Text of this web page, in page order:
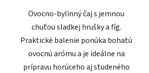
Ovocno-bylinný čaj s jemnou
chuťou sladkej hrušky a fíg.
Praktické balenie ponúka bohatú
ovocnú arómu a je ideálne na
prípravu horúceho aj studeného